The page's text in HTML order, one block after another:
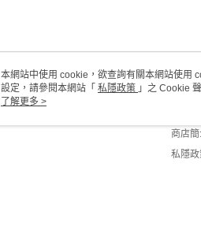
關於
商店
私隱
本網站中使用 cookie，欲查詢有關本網站使用
設定，請參閱本網站「 私隱政策 」之 Cookie
用 cookie。
了解更多 >